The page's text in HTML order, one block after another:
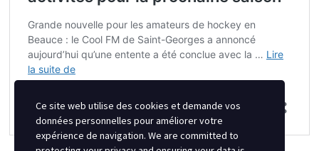
Ce site web utilise des cookies et demande vos
données personnelles pour améliorer votre
expérience de navigation. We are committed to